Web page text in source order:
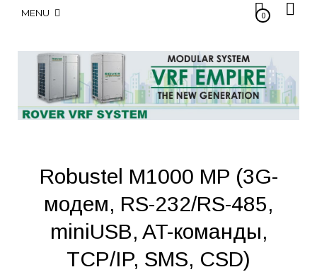
MENU 0
Robustel M1000 MP (3G-
модем, RS-232/RS-485,
miniUSB, AT-команды,
TCP/IP, SMS, CSD)